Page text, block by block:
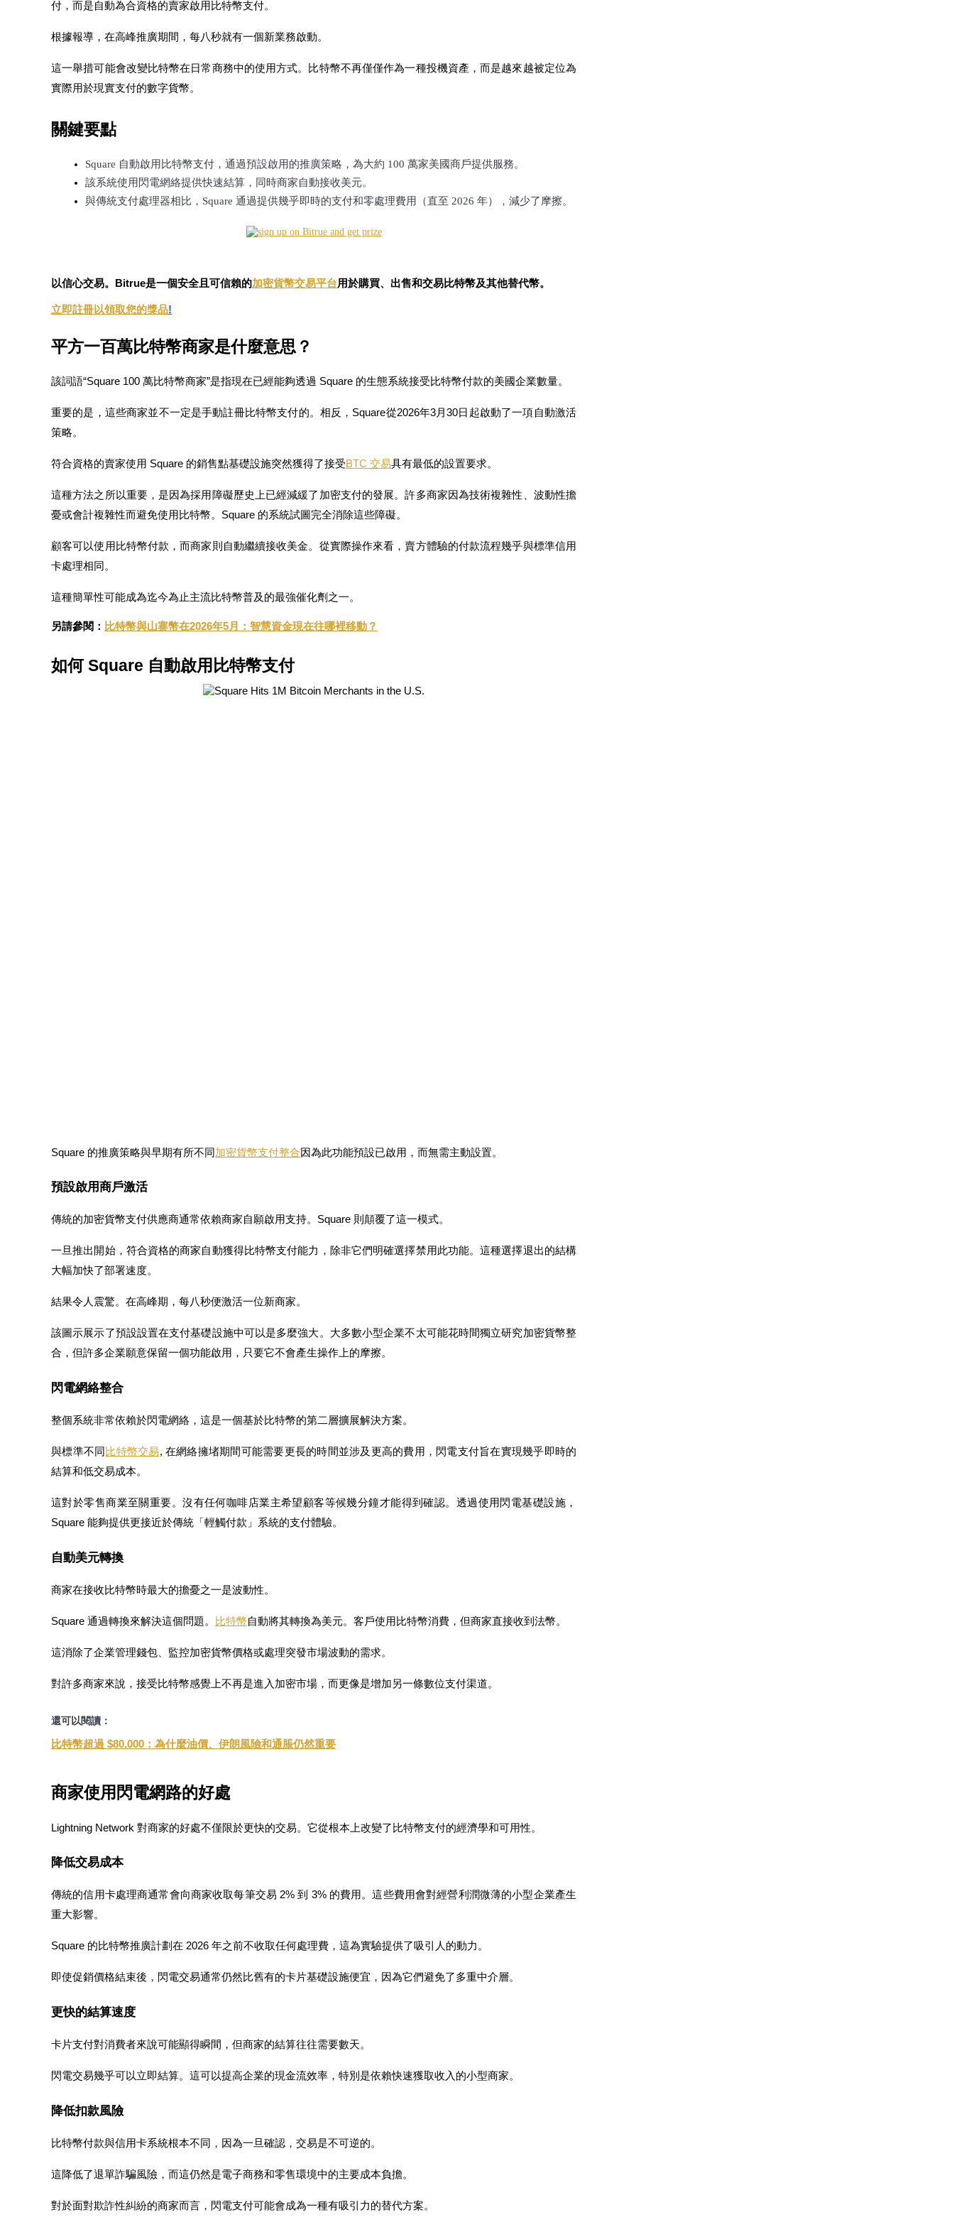
幣本位永續
美股、外匯、貴金屬及大宗商品衍生性商品
跟單
學習如何保持盈利
增值寶
使您的資產穩定增值
活期質押獲得熱門資產
鎖倉BTR
輕鬆獲得多重福利
付，而是自動為合資格的賣家啟用比特幣支付。
根據報導，在高峰推廣期間，每八秒就有一個新業務啟動。
這一舉措可能會改變比特幣在日常商務中的使用方式。比特幣不再僅僅作為一種投機資產，而是越來越被定位為
實際用於現實支付的數字貨幣。
關鍵要點
Square 自動啟用比特幣支付，通過預設啟用的推廣策略，為大約 100 萬家美國商戶提供服務。
該系統使用閃電網絡提供快速結算，同時商家自動接收美元。
與傳統支付處理器相比，Square 通過提供幾乎即時的支付和零處理費用（直至 2026 年），減少了摩擦。
以信心交易。Bitrue是一個安全且可信賴的加密貨幣交易平台用於購買、出售和交易比特幣及其他替代幣。
立即註冊以領取您的獎品!
平方一百萬比特幣商家是什麼意思？
該詞語“Square 100 萬比特幣商家”是指現在已經能夠透過 Square 的生態系統接受比特幣付款的美國企業數量。
重要的是，這些商家並不一定是手動註冊比特幣支付的。相反，Square從2026年3月30日起啟動了一項自動激活
策略。
符合資格的賣家使用 Square 的銷售點基礎設施突然獲得了接受BTC 交易具有最低的設置要求。
這種方法之所以重要，是因為採用障礙歷史上已經減緩了加密支付的發展。許多商家因為技術複雜性、波動性擔
憂或會計複雜性而避免使用比特幣。Square 的系統試圖完全消除這些障礙。
顧客可以使用比特幣付款，而商家則自動繼續接收美金。從實際操作來看，賣方體驗的付款流程幾乎與標準信用
卡處理相同。
這種簡單性可能成為迄今為止主流比特幣普及的最強催化劑之一。
另請參閱： 比特幣與山寨幣在2026年5月：智慧資金現在往哪裡移動？
如何 Square 自動啟用比特幣支付
Square 的推廣策略與早期有所不同 加密貨幣支付整合因為此功能預設已啟用，而無需主動設置。
預設啟用商戶激活
傳統的加密貨幣支付供應商通常依賴商家自願啟用支持。Square 則顛覆了這一模式。
一旦推出開始，符合資格的商家自動獲得比特幣支付能力，除非它們明確選擇禁用此功能。這種選擇退出的結構
大幅加快了部署速度。
結果令人震驚。在高峰期，每八秒便激活一位新商家。
該圖示展示了預設設置在支付基礎設施中可以是多麼強大。大多數小型企業不太可能花時間獨立研究加密貨幣整
合，但許多企業願意保留一個功能啟用，只要它不會產生操作上的摩擦。
閃電網絡整合
整個系統非常依賴於閃電網絡，這是一個基於比特幣的第二層擴展解決方案。
與標準不同 比特幣交易, 在網絡擁堵期間可能需要更長的時間並涉及更高的費用，閃電支付旨在實現幾乎即時的
結算和低交易成本。
這對於零售商業至關重要。沒有任何咖啡店業主希望顧客等候幾分鐘才能得到確認。透過使用閃電基礎設施，
Square 能夠提供更接近於傳統「輕觸付款」系統的支付體驗。
自動美元轉換
商家在接收比特幣時最大的擔憂之一是波動性。
Square 通過轉換來解決這個問題。 比特幣自動將其轉換為美元。客戶使用比特幣消費，但商家直接收到法幣。
這消除了企業管理錢包、監控加密貨幣價格或處理突發市場波動的需求。
對許多商家來說，接受比特幣感覺上不再是進入加密市場，而更像是增加另一條數位支付渠道。
還可以閱讀：
比特幣超過 $80,000：為什麼油價、伊朗風險和通脹仍然重要
商家使用閃電網路的好處
Lightning Network 對商家的好處不僅限於更快的交易。它從根本上改變了比特幣支付的經濟學和可用性。
降低交易成本
傳統的信用卡處理商通常會向商家收取每筆交易 2% 到 3% 的費用。這些費用會對經營利潤微薄的小型企業產生
重大影響。
Square 的比特幣推廣計劃在 2026 年之前不收取任何處理費，這為實驗提供了吸引人的動力。
即使促銷價格結束後，閃電交易通常仍然比舊有的卡片基礎設施便宜，因為它們避免了多重中介層。
更快的結算速度
卡片支付對消費者來說可能顯得瞬間，但商家的結算往往需要數天。
閃電交易幾乎可以立即結算。這可以提高企業的現金流效率，特別是依賴快速獲取收入的小型商家。
降低扣款風險
比特幣付款與信用卡系統根本不同，因為一旦確認，交易是不可逆的。
這降低了退單詐騙風險，而這仍然是電子商務和零售環境中的主要成本負擔。
對於面對欺詐性糾紛的商家而言，閃電支付可能會成為一種有吸引力的替代方案。